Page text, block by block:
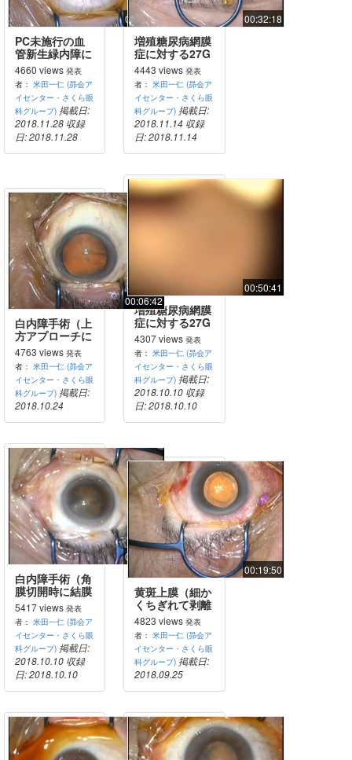
00:08:16
PC未施行の血
管新生緑内障に
対する術中
PRPC完成
4660 views 発表
者： 米田一仁 (昴会ア
イセンター・さくら眼
科グループ) 掲載日:
2018.11.28 収録
日: 2018.11.28
00:32:18
増殖糖尿病網膜
症に対する27G
硝子体手術
4443 views 発表
者：米田一仁 (昴会ア
イセンター・さくら眼
科グループ) 掲載日:
2018.11.14 収録
日: 2018.11.14
00:06:42
白内障手術（上
方アプローチに
よる耳側切開）
4763 views 発表
者： 米田一仁 (昴会ア
イセンター・さくら眼
科グループ) 掲載日:
2018.10.24
00:50:41
増殖糖尿病網膜
症に対する27G
硝子体手術
4307 views 発表
者：米田一仁 (昴会ア
イセンター・さくら眼
科グループ) 掲載日:
2018.10.10 収録
日: 2018.10.10
00:08:09
白内障手術（角
膜切開時に結膜
を切開すること
で結膜下に灌流
液が回った症
例）
5417 views 発表
者： 米田一仁 (昴会ア
イセンター・さくら眼
科グループ) 掲載日:
2018.10.10 収録
日: 2018.10.10
00:19:50
黄斑上膜（細か
くちぎれて剥離
しにくい症例）
4823 views 発表
者：米田一仁 (昴会ア
イセンター・さくら眼
科グループ) 掲載日:
2018.09.25